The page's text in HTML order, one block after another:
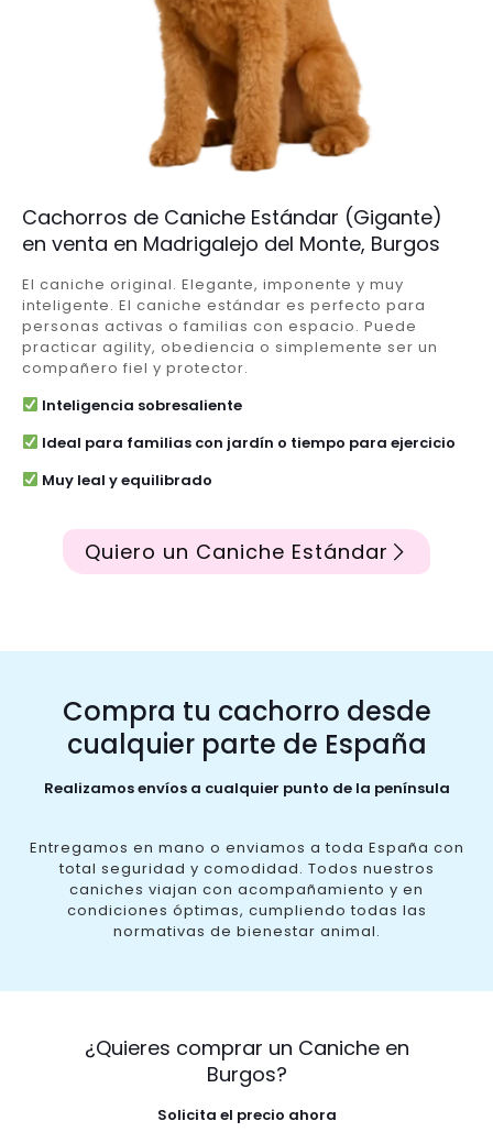
Cachorros de Caniche Estándar (Gigante)
en venta en Madrigalejo del Monte, Burgos
El caniche original. Elegante, imponente y muy
inteligente. El caniche estándar es perfecto para
personas activas o familias con espacio. Puede
practicar agility, obediencia o simplemente ser un
compañero fiel y protector.
Inteligencia sobresaliente
Ideal para familias con jardín o tiempo para ejercicio
Muy leal y equilibrado
Quiero un Caniche Estándar
Compra tu cachorro desde
cualquier parte de España
Realizamos envíos a cualquier punto de la península
Entregamos en mano o enviamos a toda España con
total seguridad y comodidad. Todos nuestros
caniches viajan con acompañamiento y en
condiciones óptimas, cumpliendo todas las
normativas de bienestar animal.
¿Quieres comprar un Caniche en
Burgos?
Solicita el precio ahora